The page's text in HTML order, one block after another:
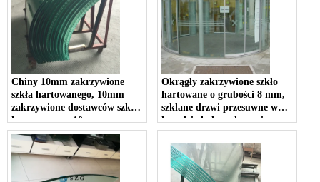
Chiny 10mm zakrzywione
szkła hartowanego, 10mm
zakrzywione dostawców szkła
hartowanego, 10mm
hartowane szkło zakrzywione
cena
Okrągły zakrzywione szkło
hartowane o grubości 8 mm,
szklane drzwi przesuwne w
kształcie koła, zakrzywiony
szklany pawilon w kształcie
koła